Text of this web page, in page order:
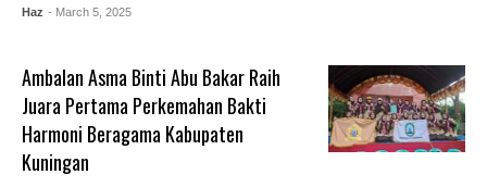
Haz - March 5, 2025
Ambalan Asma Binti Abu Bakar Raih
Juara Pertama Perkemahan Bakti
Harmoni Beragama Kabupaten
Kuningan